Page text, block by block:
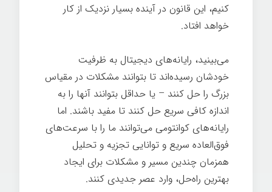
کنیم، این قانون در آینده بسیار نزدیک از کار
خواهد افتاد.
می‌بینید، رایانه‌های دیجیتال به ظرفیت
خودشان رسیده‌اند تا بتوانند مشکلات در مقیاس
بزرگ را حل کنند – یا حداقل بتوانند آنها را به
اندازه کافی سریع حل کنند تا مفید باشند. اما
رایانه‌های کوانتومی می‌توانند ما را با سرعت‌های
فوق‌العاده سریع و توانایی تجزیه و تحلیل
همزمان چندین مسیر و مشکلات برای ایجاد
بهترین راه‌حل، وارد عصر جدیدی کنند.